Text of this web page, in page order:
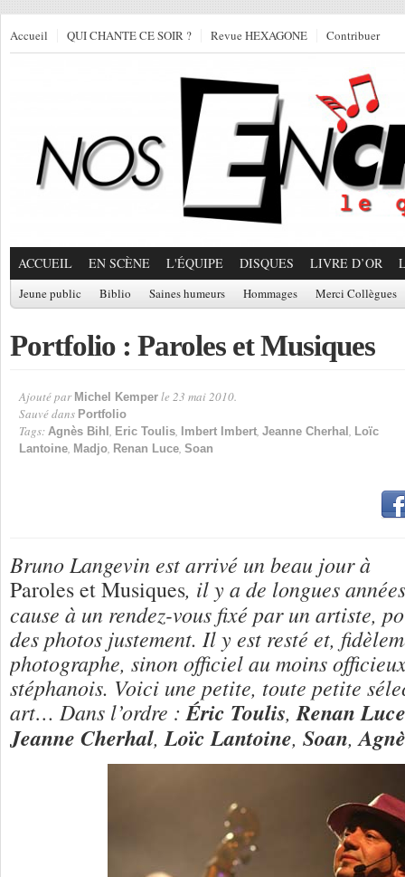
Accueil QUI CHANTE CE SOIR ? Revue HEXAGONE Contribuer
ACCUEIL EN SCÈNE L'ÉQUIPE DISQUES LIVRE D’OR
Jeune public Biblio Saines humeurs Hommages Merci Collègues
Portfolio : Paroles et Musiques
Ajouté par Michel Kemper le 23 mai 2010.
Sauvé dans Portfolio
Tags: Agnès Bihl , Eric Toulis, Imbert Imbert, Jeanne Cherhal , Loïc
Lantoine, Madjo, Renan Luce, Soan
Bruno Langevin est arrivé un beau jour à
Paroles et Musiques, il y a de longues
cause à un rendez-vous fixé par un artiste,
des photos justement. Il y est resté et,
photographe, sinon officiel au moins
stéphanois. Voici une petite, toute petite
art… Dans l’ordre : Éric Toulis, Renan Luce
Jeanne Cherhal, Loïc Lantoine, Soan,